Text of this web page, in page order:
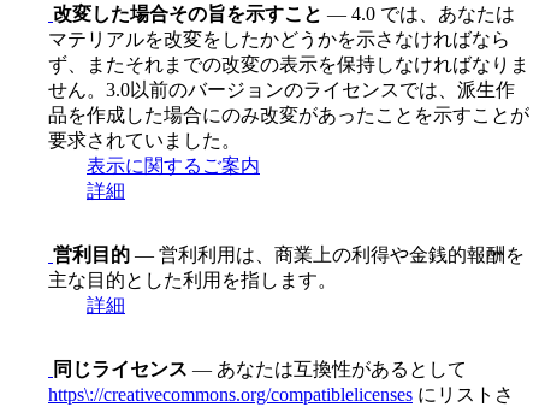
改変した場合その旨を示すこと — 4.0 では、あなたは
マテリアルを改変をしたかどうかを示さなければなら
ず、またそれまでの改変の表示を保持しなければなりま
せん。3.0以前のバージョンのライセンスでは、派生作
品を作成した場合にのみ改変があったことを示すことが
要求されていました。
表示に関するご案内
詳細
営利目的 — 営利利用は、商業上の利得や金銭的報酬を
主な目的とした利用を指します。
詳細
同じライセンス — あなたは互換性があるとして
https\://creativecommons.org/compatiblelicenses にリストさ